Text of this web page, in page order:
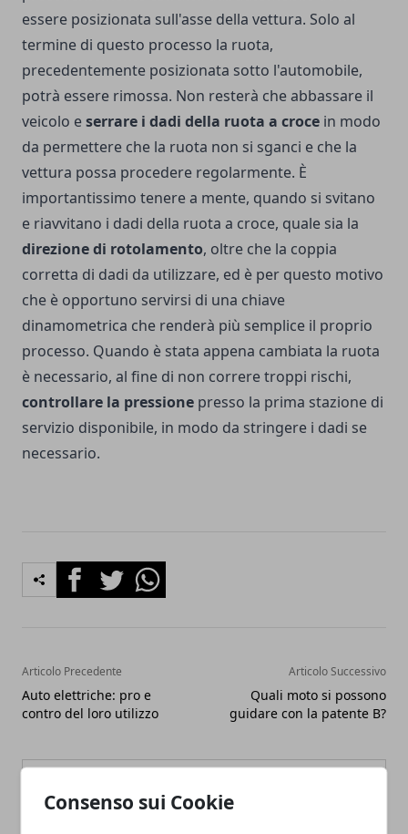
Consenso sui Cookie
essere posizionata sull'asse della vettura. Solo al
termine di questo processo la ruota,
precedentemente posizionata sotto l'automobile,
potrà essere rimossa. Non resterà che abbassare il
veicolo eserrare i dadi della ruota a croce in modo
da permettere che la ruota non si sganci e che la
vettura possa procedere regolarmente. È
importantissimo tenere a mente, quando si svitano
e riavvitano i dadi della ruota a croce, quale sia la
direzione di rotolamento, oltre che la coppia
corretta di dadi da utilizzare, ed è per questo motivo
che è opportuno servirsi di una chiave
dinamometrica che renderà più semplice il proprio
processo. Quando è stata appena cambiata la ruota
è necessario, al fine di non correre troppi rischi,
controllare la pressione presso la prima stazione di
servizio disponibile, in modo da stringere i dadi se
necessario.
FacebookTwitterWhatsapp
Articolo Precedente
Auto elettriche: pro e
contro del loro utilizzo
Articolo Successivo
Quali moto si possono
guidare con la patente B?